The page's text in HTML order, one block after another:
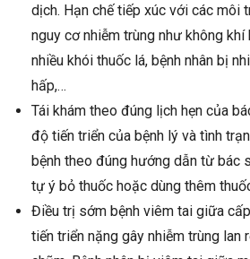
dịch. Hạn chế tiếp xúc với các môi
nguy cơ nhiễm trùng như không khí
nhiều khói thuốc lá, bệnh nhân bị
hấp,…
Tái khám theo đúng lịch hẹn của
độ tiến triển của bệnh lý và tình
bệnh theo đúng hướng dẫn từ bác
tự ý bỏ thuốc hoặc dùng thêm
Điều trị sớm bệnh viêm tai giữa
tiến triển nặng gây nhiễm trùng lan